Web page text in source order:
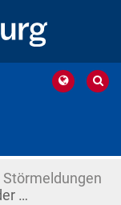
Störmeldungen
…